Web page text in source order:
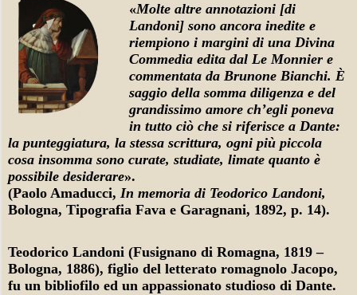
M
n
u
T
E
O
D
O
R
I
O
«Molte altre annotazioni [di
Landoni] sono ancora inedite e
riempiono i margini di una Divina
Commedia edita dal Le Monnier e
commentata da Brunone Bianchi. È
saggio della somma diligenza e del
grandissimo amore ch’egli poneva
in tutto ciò che si riferisce a Dante:
la punteggiatura, la stessa scrittura, ogni più piccola
cosa insomma sono curate, studiate, limate quanto è
possibile desiderare».
(Paolo Amaducci, In memoria di Teodorico Landoni,
Bologna, Tipografia Fava e Garagnani, 1892, p. 14).
Teodorico Landoni (Fusignano di Romagna, 1819 –
Bologna, 1886), figlio del letterato romagnolo Jacopo,
fu un bibliofilo ed un appassionato studioso di Dante.